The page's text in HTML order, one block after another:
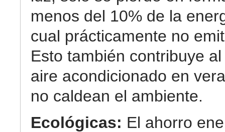
menos del 10% de la
cual prácticamente no
Esto también contribuye
aire acondicionado en
no caldean el ambiente.
Ecológicas: El ahorro